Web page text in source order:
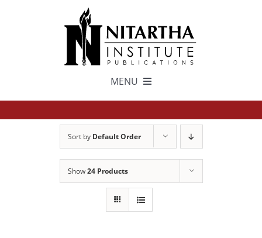
MENU
Sort by Default Order
Show24 Products